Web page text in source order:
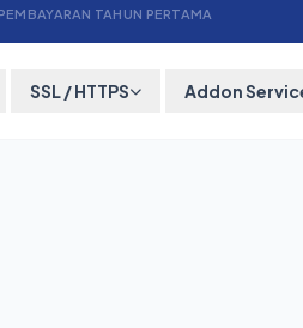
TAHUN PERTAMA
SSL / HTTPS Addon